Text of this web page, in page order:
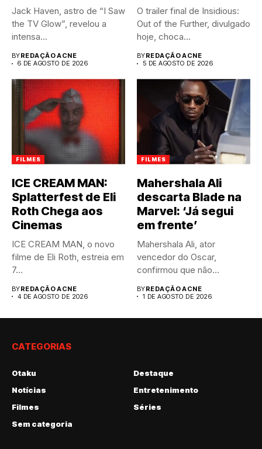
Jack Haven, astro de “I Saw
the TV Glow”, revelou a
intensa...
BYREDAÇÃO ACNE
6 DE AGOSTO DE 2026
O trailer final de Insidious:
Out of the Further, divulgado
hoje, choca...
BYREDAÇÃO ACNE
5 DE AGOSTO DE 2026
FILMES
ICE CREAM MAN:
Splatterfest de Eli
Roth Chega aos
Cinemas
ICE CREAM MAN, o novo
filme de Eli Roth, estreia em
7...
BYREDAÇÃO ACNE
4 DE AGOSTO DE 2026
FILMES
Mahershala Ali
descarta Blade na
Marvel: ‘Já segui
em frente’
Mahershala Ali, ator
vencedor do Oscar,
confirmou que não
interpretará Blade na...
BYREDAÇÃO ACNE
1 DE AGOSTO DE 2026
CATEGORIAS
Otaku
Destaque
Notícias
Entretenimento
Filmes
Séries
Sem categoria